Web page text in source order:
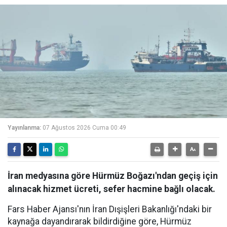
Yayınlanma: 07 Ağustos 2026 Cuma 00:49
İran medyasına göre Hürmüz Boğazı'ndan geçiş için
alınacak hizmet ücreti, sefer hacmine bağlı olacak.
Fars Haber Ajansı'nın İran Dışişleri Bakanlığı'ndaki bir
kaynağa dayandırarak bildirdiğine göre, Hürmüz